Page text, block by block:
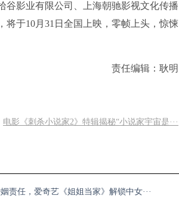
谷影业有限公司、上海朝驰影视文化传播
于10月31日全国上映，零帧上头，惊悚
责任编辑：耿明
电影《刺杀小说家2》特辑揭秘“小说家宇宙是···
责任，爱奇艺《姐姐当家》解锁中女···